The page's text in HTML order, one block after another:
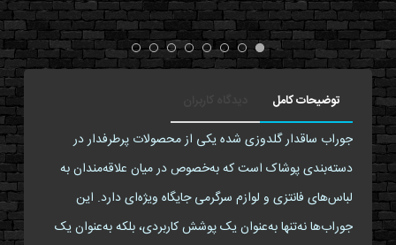
توضیحات کامل
جوراب ساقدار گلدوزی شده یکی از محصولات پرطرفدار در
دسته‌بندی پوشاک است که به‌خصوص در میان علاقه‌مندان به
لباس‌های فانتزی و لوازم سرگرمی جایگاه ویژه‌ای دارد. این
جوراب‌ها نه‌تنها به‌عنوان یک پوشش کاربردی، بلکه به‌عنوان یک